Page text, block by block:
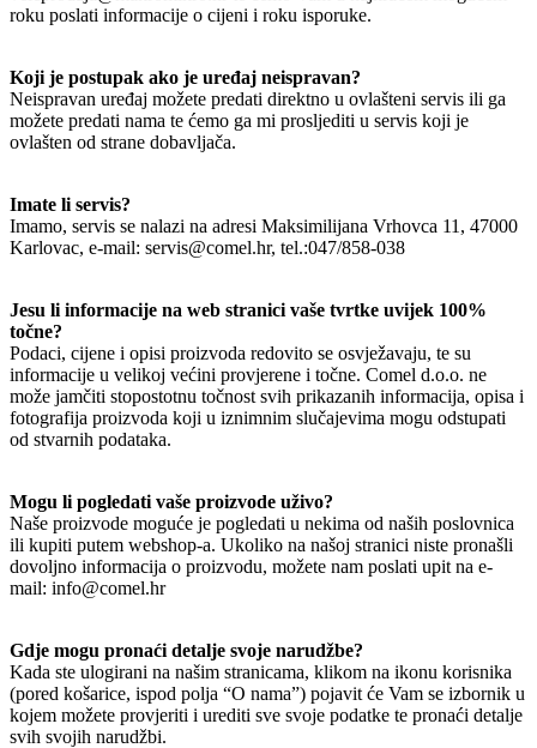
roku poslati informacije o cijeni i roku isporuke.
Koji je postupak ako je uređaj neispravan?
Neispravan uređaj možete predati direktno u ovlašteni servis ili ga
možete predati nama te ćemo ga mi prosljediti u servis koji je
ovlašten od strane dobavljača.
Imate li servis?
Imamo, servis se nalazi na adresi Maksimilijana Vrhovca 11, 47000
Karlovac, e-mail: servis@comel.hr, tel.:047/858-038
Jesu li informacije na web stranici vaše tvrtke uvijek 100%
točne?
Podaci, cijene i opisi proizvoda redovito se osvježavaju, te su
informacije u velikoj većini provjerene i točne. Comel d.o.o. ne
može jamčiti stopostotnu točnost svih prikazanih informacija, opisa i
fotografija proizvoda koji u iznimnim slučajevima mogu odstupati
od stvarnih podataka.
Mogu li pogledati vaše proizvode uživo?
Naše proizvode moguće je pogledati u nekima od naših poslovnica
ili kupiti putem webshop-a. Ukoliko na našoj stranici niste pronašli
dovoljno informacija o proizvodu, možete nam poslati upit na e-
mail: info@comel.hr
Gdje mogu pronaći detalje svoje narudžbe?
Kada ste ulogirani na našim stranicama, klikom na ikonu korisnika
(pored košarice, ispod polja “O nama”) pojavit će Vam se izbornik u
kojem možete provjeriti i urediti sve svoje podatke te pronaći detalje
svih svojih narudžbi.